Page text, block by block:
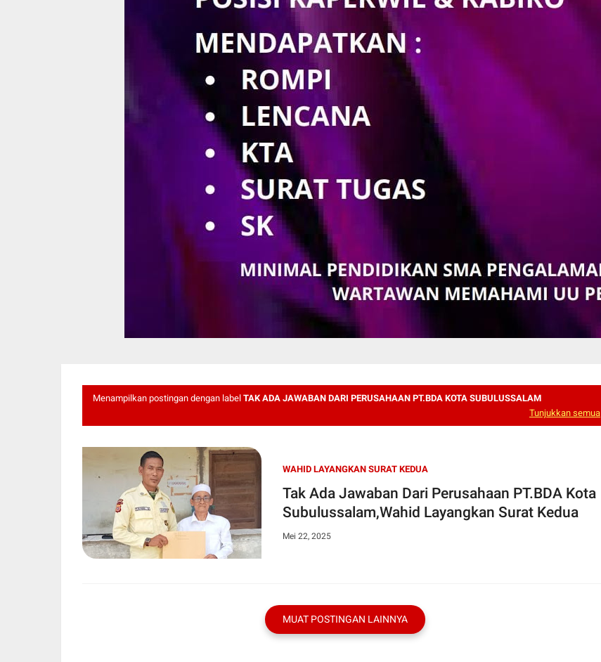
Menampilkan postingan dengan label TAK ADA JAWABAN DARI PERUSAHAAN PT.BDA KOTA SUBULUSSALAM
Tunjukkan semua
WAHID LAYANGKAN SURAT KEDUA
Tak Ada Jawaban Dari Perusahaan PT.BDA Kota
Subulussalam,Wahid Layangkan Surat Kedua
Mei 22, 2025
MUAT POSTINGAN LAINNYA